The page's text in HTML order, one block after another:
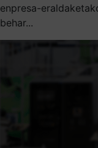
enpresa-
behar...